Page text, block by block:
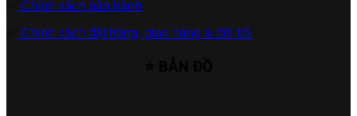
Chính sách bảo hành
Chính sách đặt hàng, giao hàng & đổi trả